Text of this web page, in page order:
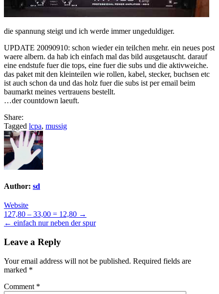
die spannung steigt und ich werde immer ungeduldiger.
UPDATE 20090910: schon wieder ein teilchen mehr. ein neues post
waere albern. da hab ich einfach mal das bild ausgetauscht. darauf
eine endstufe fuer die tops, eine fuer die subs und die aktivweiche.
das paket mit den kleinteilen wie rollen, kabel, stecker, buchsen etc
ist auch schon da und das holz fuer die subs ist per email beim
baumarkt meines vertrauens bestellt.
…der countdown laeuft.
Share:
Tagged lcpa, mussig
Author: sd
Website
Post
navigation
127,80 – 33,00 = 12,80 →
← einfach nur neben der spur
Leave a Reply
Your email address will not be published. Required fields are
marked *
Comment *